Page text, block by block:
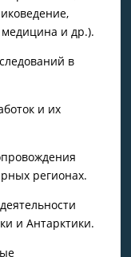
медицина и др.).
в
и их
регионах.
и Антарктики.